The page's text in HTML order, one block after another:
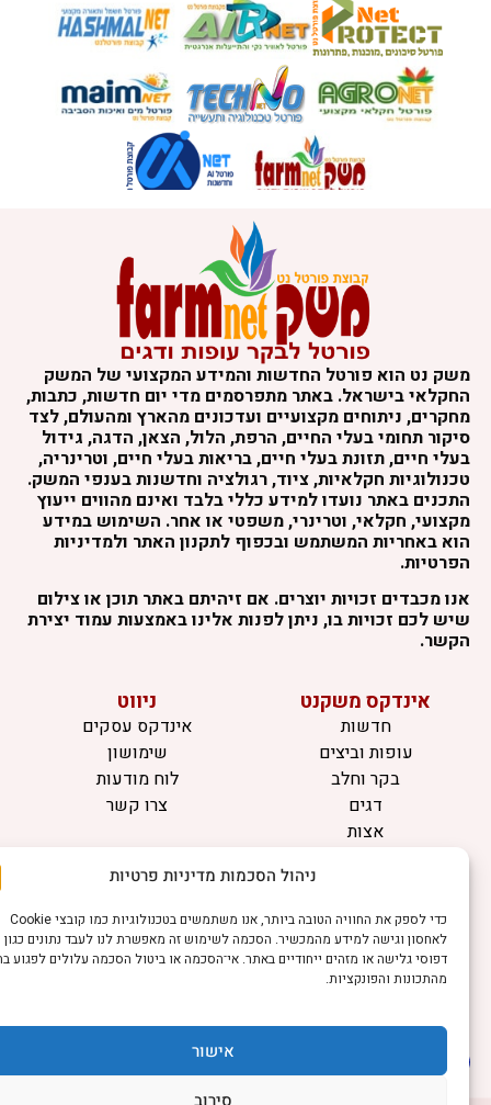
ניהול הסכמות מדיניות פרטיות
כדי לספק את החוויה הטובה ביותר, אנו משתמשים בטכנולוגיות כמו קובצי Cookie
לאחסון וגישה למידע מהמכשיר. הסכמה לשימוש זה מאפשרת לנו לעבד נתונים כגון
דפוסי גלישה או מזהים ייחודיים באתר. אי־הסכמה או ביטול הסכמה עלולים לפגוע בחלק
מהתכונות והפונקציות.
אישור
סירוב
נט הוא פורטל החדשות והמידע המקצועי של המשק
בישראל. באתר מתפרסמים מדי יום חדשות, כתבות,
ניתוחים מקצועיים ועדכונים מהארץ ומהעולם, לצד
תחומי בעלי החיים, הרפת, הלול, הצאן, הדגה, גידול
חיים, תזונת בעלי חיים, בריאות בעלי חיים, וטרינריה,
חקלאיות, ציוד, רגולציה וחדשנות בענפי המשק.
באתר נועדו למידע כללי בלבד ואינם מהווים ייעוץ
חקלאי, וטרינרי, משפטי או אחר. השימוש במידע
באחריות המשתמש ובכפוף לתקנון האתר ולמדיניות
מכבדים זכויות יוצרים. אם זיהיתם באתר תוכן או צילום
לכם זכויות בו, ניתן לפנות אלינו באמצעות עמוד יצירת
אינדקס משקנט
חדשות
עופות וביצים
בקר וחלב
דגים
אצות
ניווט
אינדקס עסקים
שימושון
לוח מודעות
צרו קשר
תקנון
הרשמה לניוזלטר
הצהרת פרטיות